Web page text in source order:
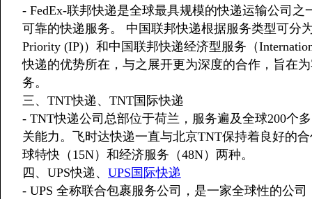
- FedEx-联邦快递是全球最具规模的快递运输公司
可靠的快递服务。 中国联邦快递根据服务类型可分
Priority (IP)）和中国联邦快递经济型服务（
快递的优势所在，与之展开更为深度的合作，旨在
务。
三、TNT快递、TNT国际快递
- TNT快递公司总部位于荷兰，服务遍及全球200个
关能力。飞时达快递一直与北京TNT保持着良好的
球特快（15N）和经济服务（48N）两种。
四、UPS快递、 UPS国际快递
- UPS 全称联合包裹服务公司，是一家全球性的公